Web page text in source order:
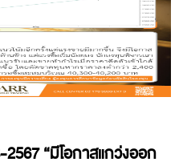
“มีโอกาสแกว่งออก